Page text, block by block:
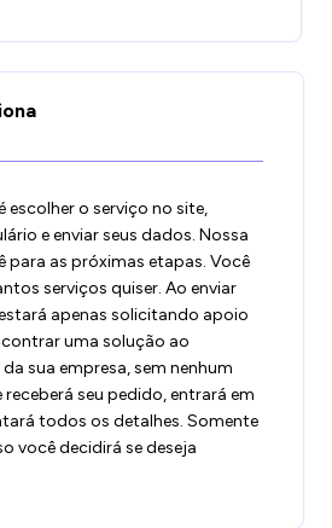
escolher o serviço no site,
e enviar seus dados. Nossa
para as próximas etapas. Você
serviços quiser. Ao enviar
apenas solicitando apoio
uma solução ao
sua empresa, sem nenhum
seu pedido, entrará em
todos os detalhes. Somente
você decidirá se deseja